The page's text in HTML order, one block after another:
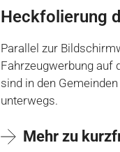
Heckfolierung
Parallel zur
Fahrzeugwerbung auf
sind in den
unterwegs.
Mehr zu